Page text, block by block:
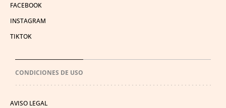
FACEBOOK
INSTAGRAM
TIKTOK
CONDICIONES DE USO
AVISO LEGAL